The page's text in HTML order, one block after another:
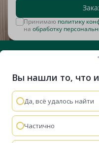
Принимаю политику
на обработку
+7 (812) 635-29-71
ВконтактеTelegramRuTubeVK
Остались
Мы перезвоним
Вы нашли то, что
Да, всё удалось найти
Частично
Мы используем cookie-
быстрее и удобнее.
Понятно